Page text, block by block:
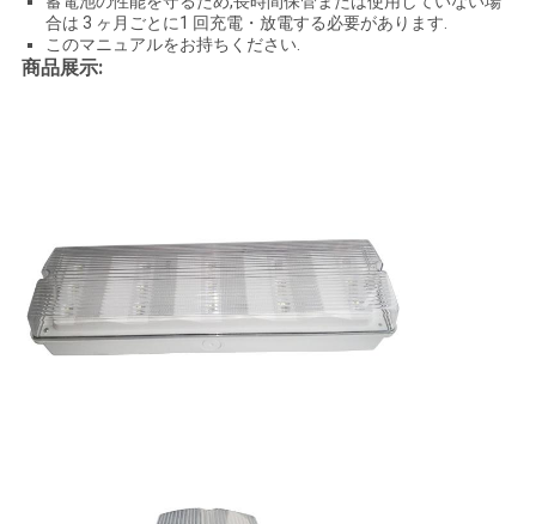
合は 3 ヶ月ごとに1 回充電・放電する必要があります.
このマニュアルをお持ちください.
商品展示: